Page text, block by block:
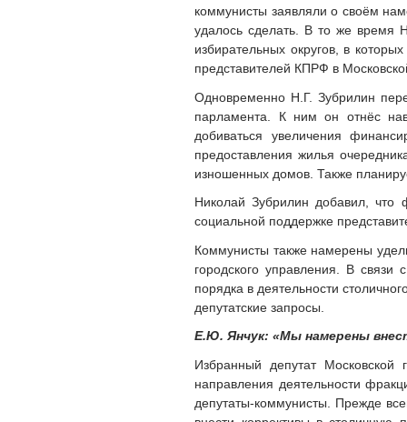
коммунисты заявляли о своём
удалось сделать. В то же время
избирательных округов, в
представителей КПРФ в
Одновременно Н.Г. Зубрилин
парламента. К ним он отнёс
добиваться увеличения
предоставления жилья
изношенных домов. Также
Николай Зубрилин добавил, что
социальной поддержке
Коммунисты также намерены
городского управления. В
порядка в деятельности
депутатские запросы.
Е.Ю. Янчук: «Мы намерены
Избранный депутат
направления деятельности
депутаты-коммунисты. Прежде